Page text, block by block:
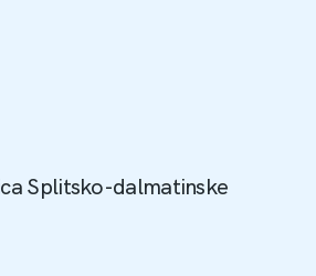
Splitsko-dalmatinske